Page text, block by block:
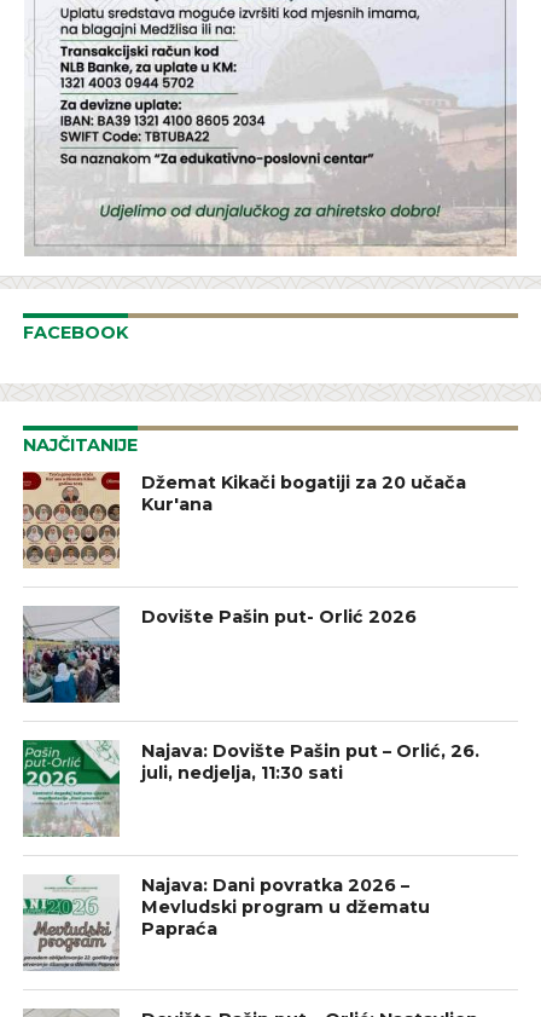
FACEBOOK
NAJČITANIJE
Džemat Kikači bogatiji za 20 učača
Kur'ana
Dovište Pašin put- Orlić 2026
Najava: Dovište Pašin put – Orlić, 26.
juli, nedjelja, 11:30 sati
Najava: Dani povratka 2026 –
Mevludski program u džematu
Papraća